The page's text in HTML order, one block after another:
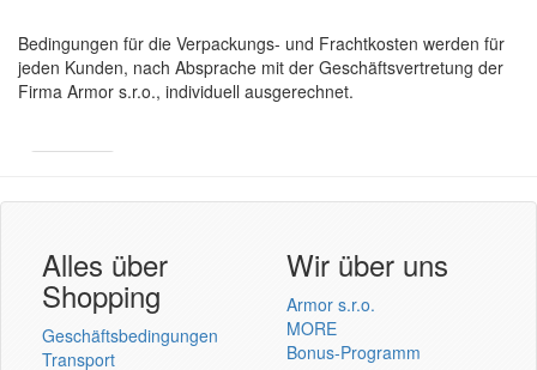
Bedingungen für die Verpackungs- und Frachtkosten werden für
jeden Kunden, nach Absprache mit der Geschäftsvertretung der
Firma Armor s.r.o., individuell ausgerechnet.
Alles über
Shopping
Geschäftsbedingungen
Transport
Wir über uns
Armor s.r.o.
MORE
Bonus-Programm